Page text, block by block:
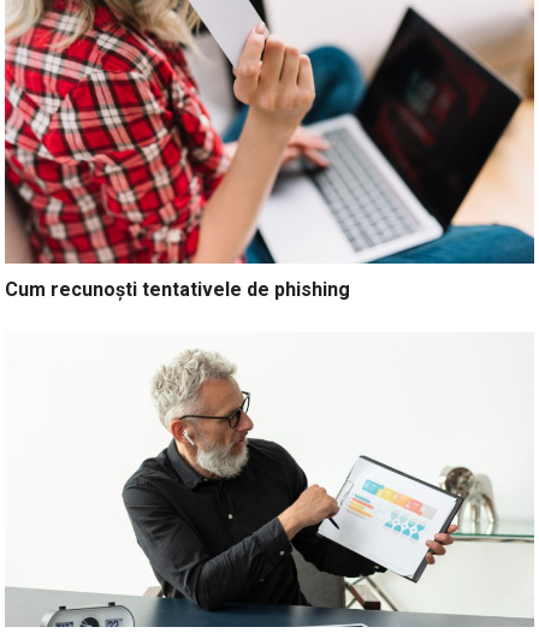
Cum recunoști tentativele de phishing